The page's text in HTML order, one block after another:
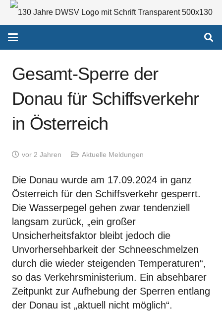
Gesamt-Sperre der
Donau für Schiffsverkehr
in Österreich
vor 2 Jahren Aktuelle Meldungen
Die Donau wurde am 17.09.2024 in ganz
Österreich für den Schiffsverkehr gesperrt.
Die Wasserpegel gehen zwar tendenziell
langsam zurück, „ein großer
Unsicherheitsfaktor bleibt jedoch die
Unvorhersehbarkeit der Schneeschmelzen
durch die wieder steigenden Temperaturen“,
so das Verkehrsministerium. Ein absehbarer
Zeitpunkt zur Aufhebung der Sperren entlang
der Donau ist „aktuell nicht möglich“.